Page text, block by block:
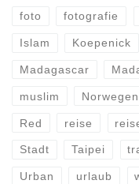
foto fotografie
Islam Koepenick
Madagascar
muslim Norwegen
Red reise
Stadt Taipei
Urban urlaub